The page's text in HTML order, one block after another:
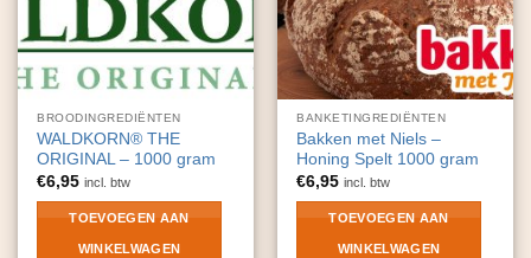
BROODINGREDIËNTEN
WALDKORN® THE
ORIGINAL – 1000 gram
€6,95 incl. btw
TOEVOEGEN AAN
WINKELWAGEN
BANKETINGREDIËNTEN
Bakken met Niels –
Honing Spelt 1000 gram
€6,95 incl. btw
TOEVOEGEN AAN
WINKELWAGEN